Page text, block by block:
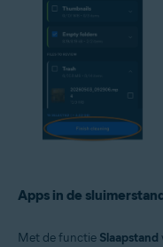
Apps in de
Met de functie Slaapstand